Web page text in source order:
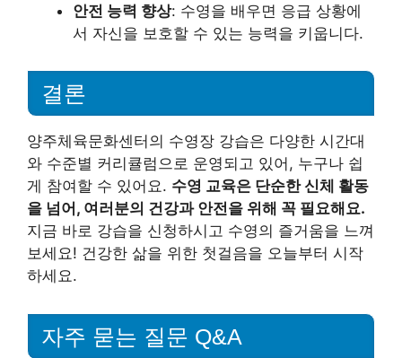
안전 능력 향상: 수영을 배우면 응급 상황에
서 자신을 보호할 수 있는 능력을 키웁니다.
결론
양주체육문화센터의 수영장 강습은 다양한 시간대
와 수준별 커리큘럼으로 운영되고 있어, 누구나 쉽
게 참여할 수 있어요. 수영 교육은 단순한 신체 활동
을 넘어, 여러분의 건강과 안전을 위해 꼭 필요해요.
지금 바로 강습을 신청하시고 수영의 즐거움을 느껴
보세요! 건강한 삶을 위한 첫걸음을 오늘부터 시작
하세요.
자주 묻는 질문 Q&A